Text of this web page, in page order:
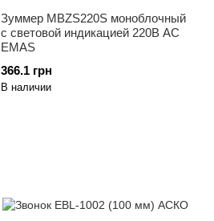
Зуммер MBZS220S моноблочный
c световой индикацией 220В AC
EMAS
366.1 грн
В наличии